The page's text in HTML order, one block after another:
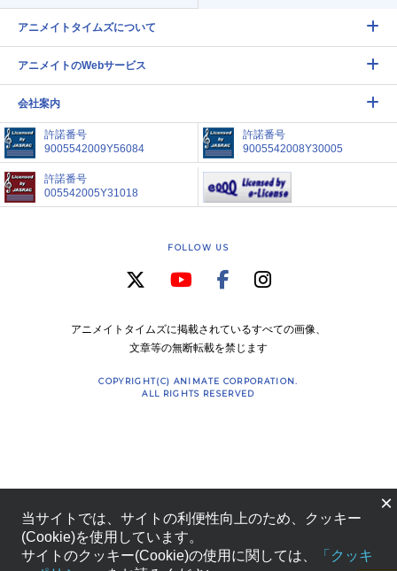
アニメイトタイムズについて
アニメイトのWebサービス
会社案内
許諾番号
9005542009Y56084
許諾番号
9005542008Y30005
許諾番号
005542005Y31018
FOLLOW US
アニメイトタイムズに掲載されているすべての画像、
文章等の無断転載を禁じます
COPYRIGHT(C) ANIMATE CORPORATION.
ALL RIGHTS RESERVED
×
当サイトでは、サイトの利便性向上のため、クッキー
(Cookie)を使用しています。
サイトのクッキー(Cookie)の使用に関しては、
「クッキ